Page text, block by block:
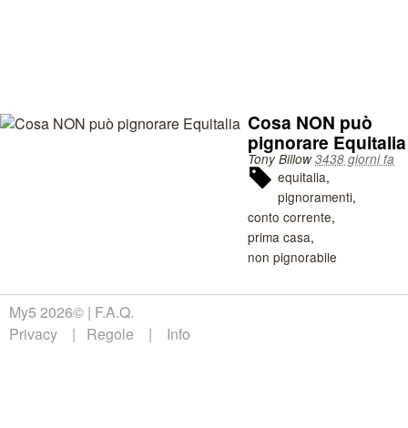
Cosa NON può
pignorare Equitalia
Tony Billow 3438 giorni fa
equitalia
pignoramenti
conto corrente
prima casa
non pignorabile
My5 2026© F.A.Q.
Privacy
Regole Info